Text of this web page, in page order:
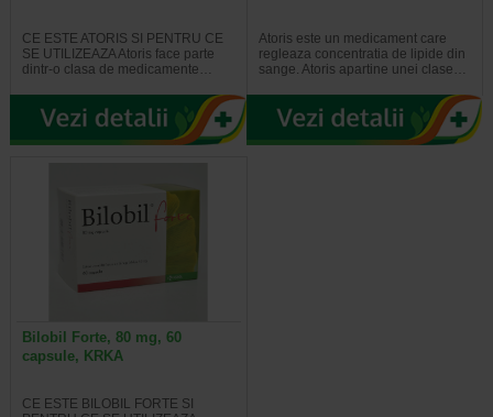
CE ESTE ATORIS SI PENTRU CE
SE UTILIZEAZA Atoris face parte
dintr-o clasa de medicamente…
Atoris este un medicament care
regleaza concentratia de lipide din
sange. Atoris apartine unei clase…
Bilobil Forte, 80 mg, 60
capsule, KRKA
CE ESTE BILOBIL FORTE SI